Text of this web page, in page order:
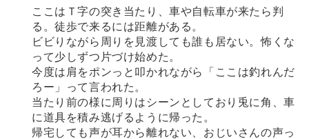
ここはＴ字の突き当たり、車や自転車が来たら判
る。徒歩で来るには距離がある。
ビビりながら周りを見渡しても誰も居ない。怖くな
って少しずつ片づけ始めた。
今度は肩をポンっと叩かれながら「ここは釣れんだ
ろー」って言われた。
当たり前の様に周りはシーンとしており兎に角、車
に道具を積み逃げるように帰った。
帰宅しても声が耳から離れない、おじいさんの声っ